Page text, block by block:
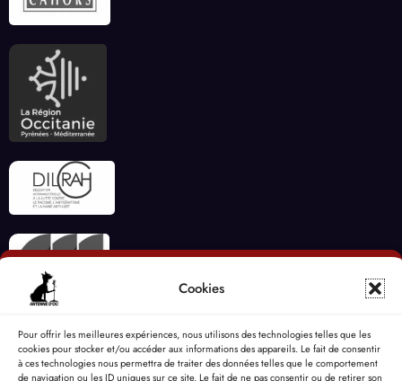
Cookies
Pour offrir les meilleures expériences, nous utilisons des technologies telles que les
cookies pour stocker et/ou accéder aux informations des appareils. Le fait de consentir
à ces technologies nous permettra de traiter des données telles que le comportement
de navigation ou les ID uniques sur ce site. Le fait de ne pas consentir ou de retirer son